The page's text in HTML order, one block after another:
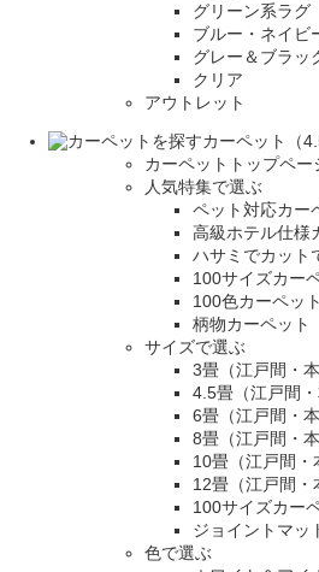
グリーン系ラグ
ブルー・ネイビ
グレー＆ブラッ
クリア
アウトレット
カーペット（
カーペットトップペー
人気特集で選ぶ
ペット対応カー
高級ホテル仕様
ハサミでカット
100サイズカー
100色カーペット
柄物カーペット
サイズで選ぶ
3畳（江戸間・
4.5畳（江戸間
6畳（江戸間・
8畳（江戸間・
10畳（江戸間・
12畳（江戸間・
100サイズカー
ジョイントマッ
色で選ぶ